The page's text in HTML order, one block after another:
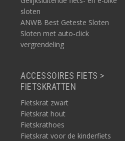
sloten
ANWB Best Geteste Sloten
Sloten met auto-click
vergrendeling
ACCESSOIRES FIETS >
FIETSKRATTEN
Fietskrat zwart
Fietskrat hout
Fietskrathoes
Fietskrat voor de kinderfiets